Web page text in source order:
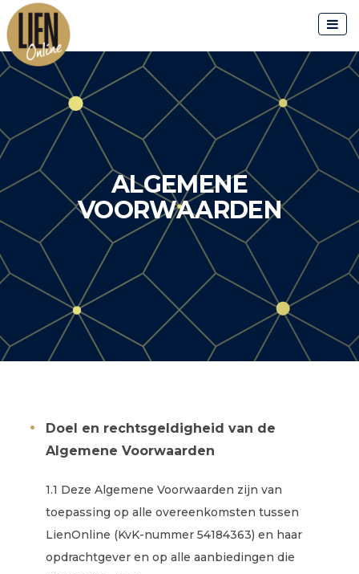
Skip
to
ALGEMENE
VOORWAARDEN
Doel en rechtsgeldigheid van de
Algemene Voorwaarden
1.1 Deze Algemene Voorwaarden zijn van
toepassing op alle overeenkomsten tussen
LienOnline (KvK-nummer 54184363) en haar
opdrachtgever en op alle aanbiedingen die